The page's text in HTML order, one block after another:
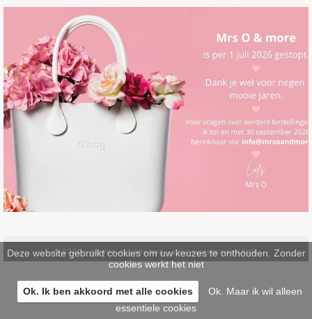
© 2026 -pinsite.nl-sitemap-privacystatement/AVG
Deze website gebruikt cookies om uw keuzes te onthouden. Zonder
cookies werkt het niet
Ok. Ik ben akkoord met alle cookies
Ok. Maar ik wil alleen
essentiele cookies